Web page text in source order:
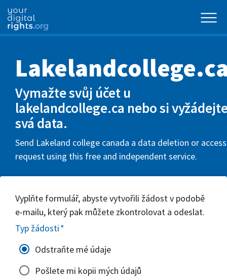
Vymažte svůj účet u
lakelandcollege.ca nebo si
svá data.
Send Lakeland college canada a data deletion or access
request using this free and independent service.
Vyplňte formulář, abyste vytvořili žádost v podobě
e-mailu, který pak můžete zkontrolovat a odeslat.
Typ žádosti*
Odstraňte mé údaje
Pošlete mi kopii mých údajů